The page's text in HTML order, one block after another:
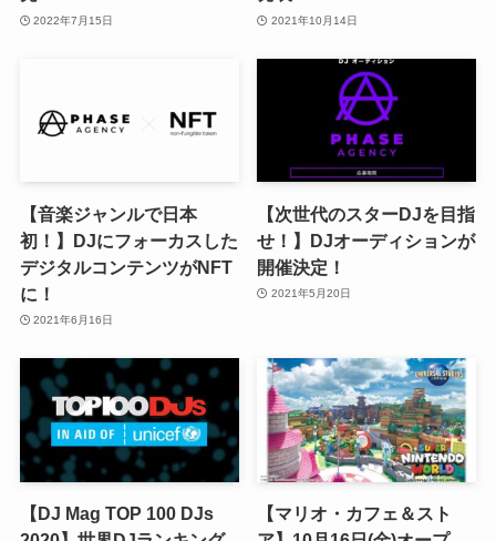
2022年7月15日 2021年10月14日
【音楽ジャンルで日本
初！】DJにフォーカスした
デジタルコンテンツがNFT
に！
2021年6月16日
【次世代のスターDJを目指
せ！】DJオーディションが
開催決定！
2021年5月20日
【DJ Mag TOP 100 DJs
【マリオ・カフェ＆スト